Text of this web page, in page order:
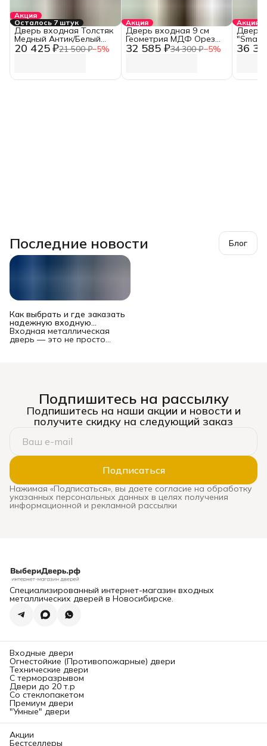
Акция
Осталось 7 штук
20 425 ₽21 500 ₽−5%
Дверь входная Толстяк
Медный Антик/Белый
Ясень (960 мм, Правая)
Акция
32 585 ₽34 300 ₽−5%
Дверь входная 9 см
Геометрия МДФ Орез
Каньон Коньяк/Эмалит
Акция
36
Дверь
"Smart
Последние новости Блог
Как выбрать и где заказать
надежную входную
металлическую дверь в
Новосибирске?
Входная металлическая
дверь — это не просто
имущества и жильцов,
уровень шума, теплопотери
и даже эстетическое
восприятие жилья. Рынок
— от бюджетных до
премиальных, и выбор
может стать настоящим
испытанием. Ошибка
оборачивается
сквозняками, звоном при
каждом закрытии, риском
взлома и необходимостью
дорогой замены. В этом
профессионально
установить надежную
входную дверь, которая
прослужит десятилетиями.
Глава 1: Конструкция и
смотреть в первую
определяется ее
«начинкой». Вот основные
элементы, требующие
вашего внимания.
1. Каркас и толщина
металла:
Каркас:Должен быть
выполнен из
цельносварного стального
профиля (обычно
замкнутого коробчатого
сечения). Сборные
конструкции менее прочны.
Подпишитесь на рассылку
Подпишитесь на наши акции и новости и
получите скидку на следующий заказ
Подписаться
Нажимая «Подписаться», вы даете согласие на обработку
указанных персональных данных в целях получения
информационной и рекламной рассылки
Специализированный интернет-магазин входных
металлических дверей в Новосибирске.
Входные двери
Огнестойкие (Противопожарные) двери
Технические двери
С терморазрывом
Двери до 20 т.р
Со стеклопакетом
Премиум двери
"Умные" двери
Акции
Бестселлеры